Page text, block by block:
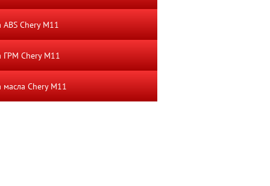
Chery M11
ГРМ Chery M11
масла Chery M11